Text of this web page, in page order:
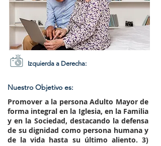
Izquierda a Derecha:
Nuestro Objetivo es:
Promover a la persona Adulto Mayorde
forma integral en la Iglesia, en la Familia
y en la Sociedad, destacando la defensa
de su dignidad como persona humana y
de la vida hasta su último aliento. 3)